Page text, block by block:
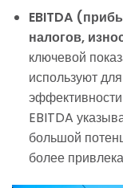
EBITDA
налогов,
ключевой
используют
EBITDA
большой
более